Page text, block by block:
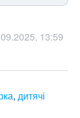
13:59
, дитячі